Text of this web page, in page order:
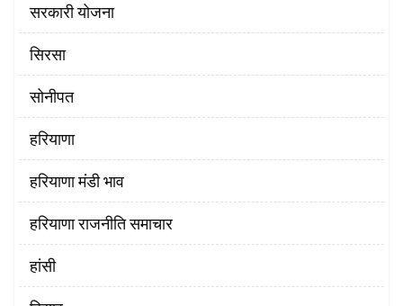
सरकारी योजना
सिरसा
सोनीपत
हरियाणा
हरियाणा मंडी भाव
हरियाणा राजनीति समाचार
हांसी